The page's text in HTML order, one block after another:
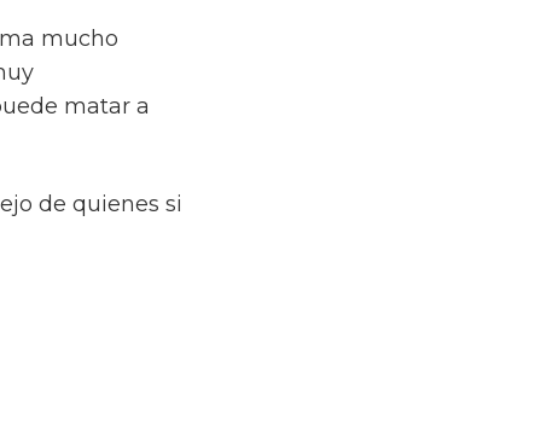
mucho
matar a
de quienes si